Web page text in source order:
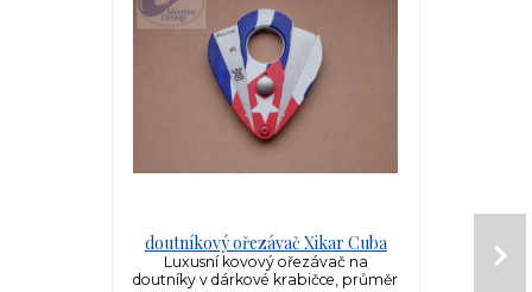
doutníkový ořezávač Xikar Cuba
Luxusní kovový ořezávač na
doutníky v dárkové krabičce, průměr
Cestovní